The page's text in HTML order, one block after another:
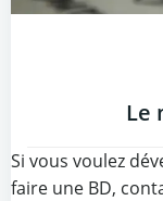
Le
Si vous voulez
faire une BD,